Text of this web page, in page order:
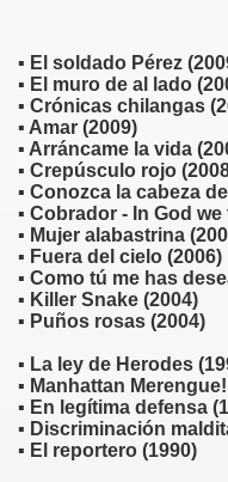
▪ El soldado Pérez
▪ El muro de al lado
▪ Crónicas chilangas
▪ Amar (2009)
▪ Arráncame la vida
▪ Crepúsculo rojo
▪ Conozca la cabeza
▪ Cobrador - In God
▪ Mujer alabastrina
▪ Fuera del cielo (2006)
▪ Como tú me has
▪ Killer Snake (2004)
▪ Puños rosas (2004)
▪ La ley de Herodes
▪ Manhattan
▪ En legítima defensa
▪ Discriminación
▪ El reportero (1990)